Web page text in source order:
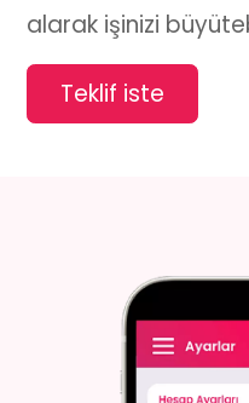
alarak işinizi
Teklif iste